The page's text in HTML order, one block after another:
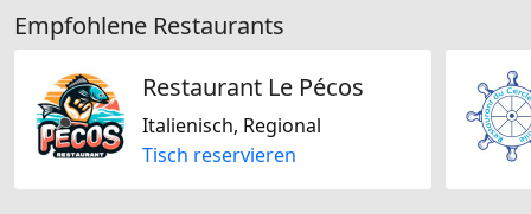
Empfohlene Restaurants
Restaurant Le Pécos
Italienisch, Regional
Tisch reservieren